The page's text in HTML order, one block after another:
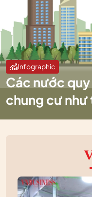
Infographic
Các nước
chung cư như